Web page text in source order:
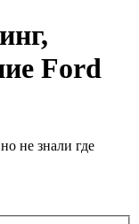
Ford
не знали где